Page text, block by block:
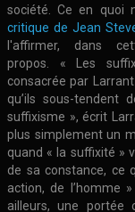
société. Ce en quoi
critique de Jean
l'affirmer, dans
propos. « Les
consacrée par
qu’ils sous-tendent
suffixisme », écrit
plus simplement un
quand « la suffixité »
de sa constance, ce
action, de l’homme
ailleurs, une portée